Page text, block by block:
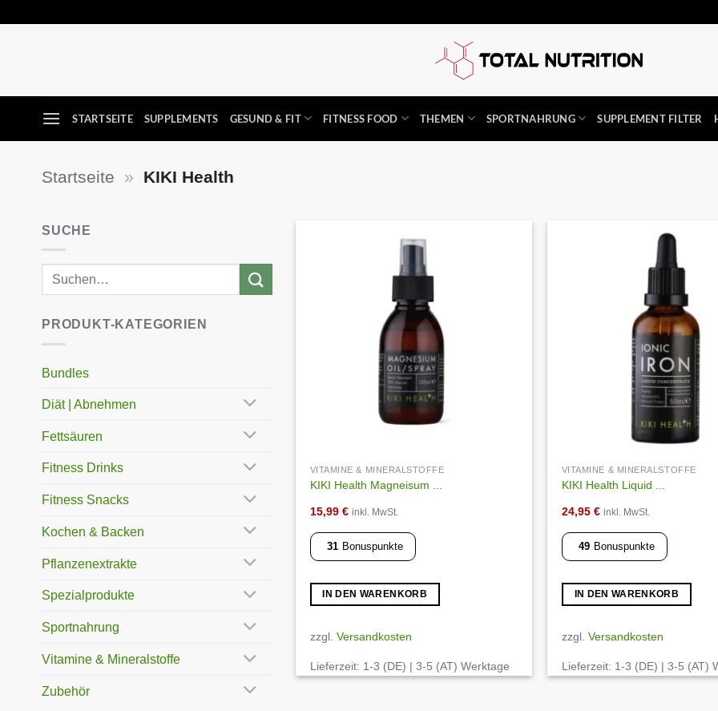
STARTSEITE SUPPLEMENTS GESUND & FIT FITNESS FOOD THEMEN SPORTNAHRUNG SUPPLEMENT FILTER
Startseite » KIKI Health
SUCHE
PRODUKT-KATEGORIEN
Bundles
Diät | Abnehmen
Fettsäuren
Fitness Drinks
Fitness Snacks
Kochen & Backen
Pflanzenextrakte
Spezialprodukte
Sportnahrung
Vitamine & Mineralstoffe
Zubehör
VITAMINE & MINERALSTOFFE
KIKI Health Magneisum ...
15,99 € inkl. MwSt.
31 Bonuspunkte
IN DEN WARENKORB
zzgl. Versandkosten
Lieferzeit: 1-3 (DE) | 3-5 (AT) Werktage
VITAMINE & MINERALSTOFFE
KIKI Health Liquid ...
24,95 € inkl. MwSt.
49 Bonuspunkte
IN DEN WARENKORB
zzgl. Versandkosten
Lieferzeit: 1-3 (DE) | 3-5 (AT)